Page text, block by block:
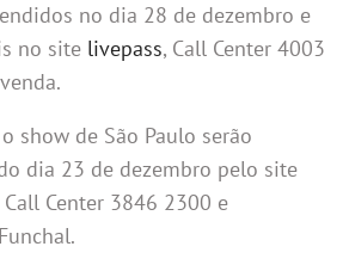
no dia 28 de dezembro e
no site livepass, Call Center 4003
show de São Paulo serão
dia 23 de dezembro pelo site
Center 3846 2300 e